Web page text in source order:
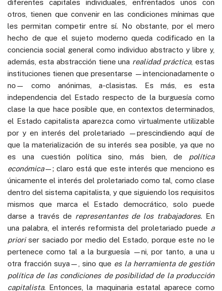
diferentes capitales individuales, enfrentados unos con
otros, tienen que convenir en las condiciones mínimas que
les permitan competir entre sí. No obstante, por el mero
hecho de que el sujeto moderno queda codificado en la
conciencia social general como individuo abstracto y libre y,
además, esta abstracción tiene una realidad práctica, estas
instituciones tienen que presentarse —intencionadamente o
no— como anónimas, a-clasistas. Es más, es esta
independencia del Estado respecto de la burguesía como
clase la que hace posible que, en contextos determinados,
el Estado capitalista aparezca como virtualmente utilizable
por y en interés del proletariado —prescindiendo aquí de
que la materialización de su interés sea posible, ya que no
es una cuestión política sino, más bien, de política
económica—; claro está que este interés que menciono es
únicamente el interés del proletariado como tal, como clase
dentro del sistema capitalista, y que siguiendo los requisitos
mismos que marca el Estado democrático, solo puede
darse a través de representantes de los trabajadores. En
una palabra, el interés reformista del proletariado puede a
prioriser saciado por medio del Estado, porque este no le
pertenece como tal a la burguesía —ni, por tanto, a una u
otra fracción suya—, sino que es la herramienta de gestión
política de las condiciones de posibilidad de la producción
capitalista. Entonces, la maquinaria estatal aparece como